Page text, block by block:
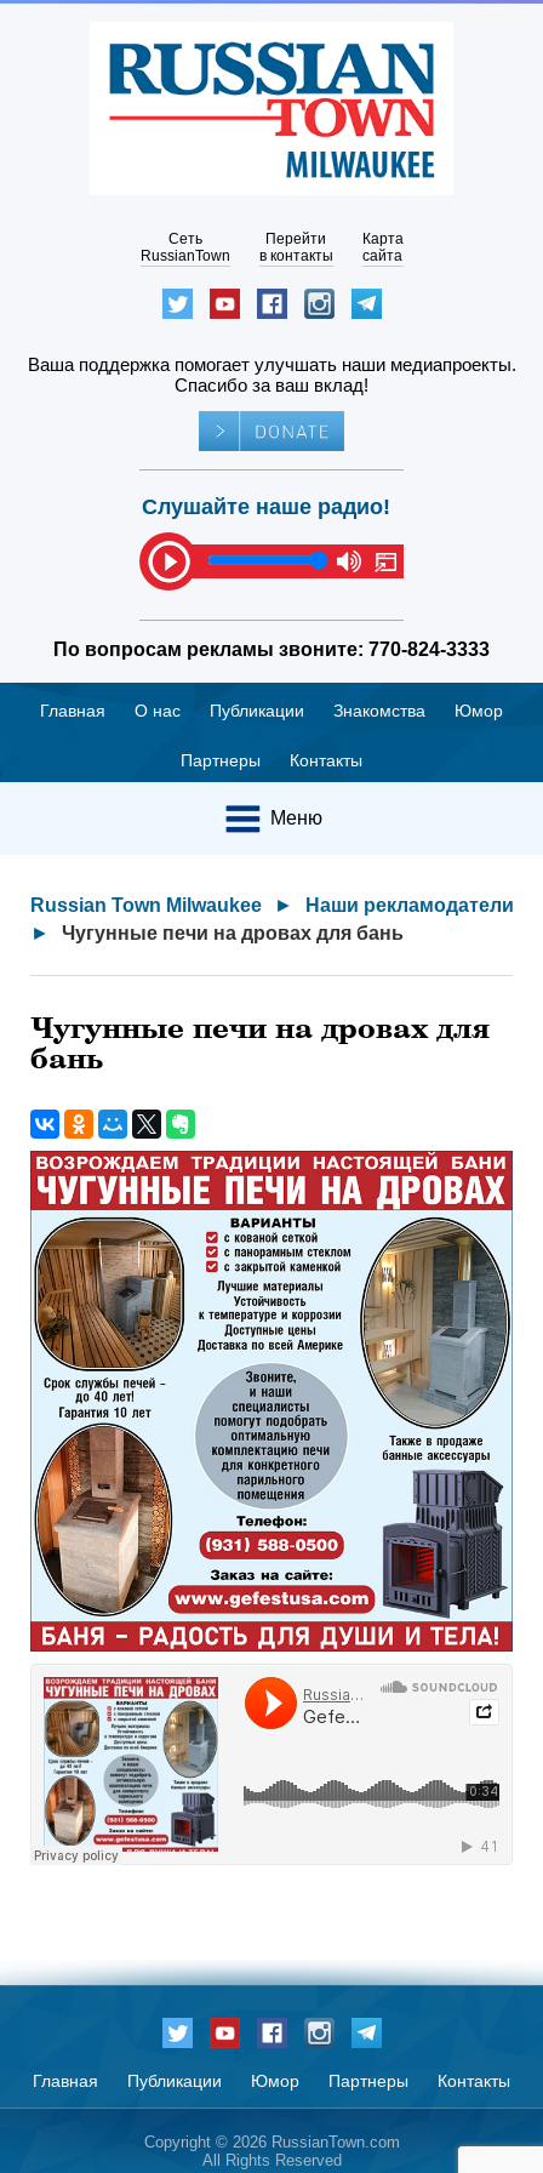
Сеть
RussianTown
Перейти
в контакты
Карта
сайта
Ваша поддержка помогает улучшать наши медиапроекты.
Спасибо за ваш вклад!
Слушайте наше радио!
По вопросам рекламы звоните: 770-824-3333
Главная О нас Публикации Знакомства Юмор
Партнеры Контакты
Меню
Russian Town Milwaukee ►
Наши рекламодатели
►
Чугунные печи на дровах для бань
Чугунные печи на дровах для
бань
Главная Публикации Юмор Партнеры Контакты
Copyright © 2026 RussianTown.com
All Rights Reserved